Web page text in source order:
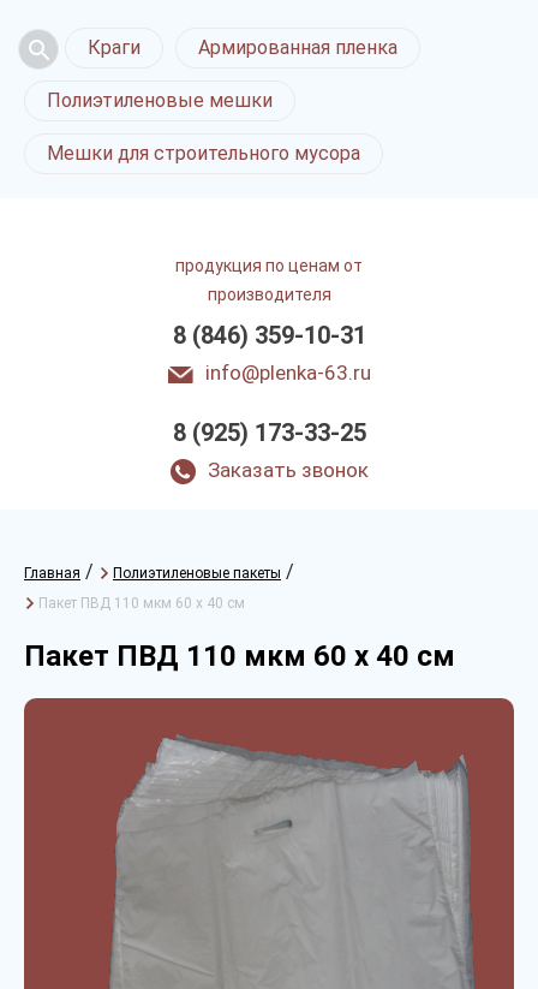
Краги Армированная пленка
Полиэтиленовые мешки
Мешки для строительного мусора
продукция по ценам от
производителя
8 (846) 359-10-31
info@plenka-63.ru
8 (925) 173-33-25
Заказать звонок
Главная / Полиэтиленовые пакеты /
Пакет ПВД 110 мкм 60 х 40 см
Пакет ПВД 110 мкм 60 х 40 см